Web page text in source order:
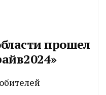
прошел